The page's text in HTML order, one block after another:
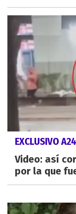
EXCLUSIVO A24
Video: así
por la que